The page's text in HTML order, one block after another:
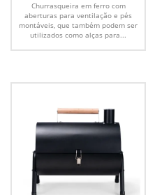
Churrasqueira em ferro com
aberturas para ventilação e pés
montáveis, que também podem ser
utilizados como alças para...